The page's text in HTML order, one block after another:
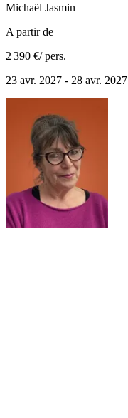
Michaël Jasmin
A partir de
2 390 €/ pers.
23 avr. 2027 - 28 avr. 2027